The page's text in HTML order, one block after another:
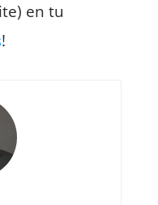
en tu
!